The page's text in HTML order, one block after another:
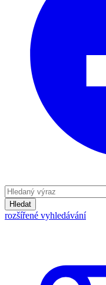
Hledat
rozšířené vyhledávání